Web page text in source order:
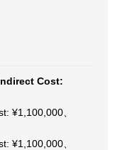
Cost:
¥1,100,000、
¥1,100,000、